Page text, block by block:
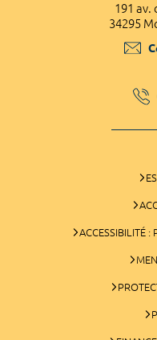
191 av.
34295
ACCESSIBILITÉ :